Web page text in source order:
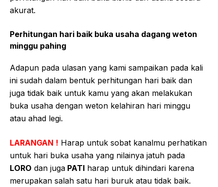
akurat.
Perhitungan hari baik buka usaha dagang weton
minggu pahing
Adapun pada ulasan yang kami sampaikan pada kali
ini sudah dalam bentuk perhitungan hari baik dan
juga tidak baik untuk kamu yang akan melakukan
buka usaha dengan weton kelahiran hari minggu
atau ahad legi.
LARANGAN ! Harap untuk sobat kanalmu perhatikan
untuk hari buka usaha yang nilainya jatuh pada
LORO dan juga PATI harap untuk dihindari karena
merupakan salah satu hari buruk atau tidak baik.